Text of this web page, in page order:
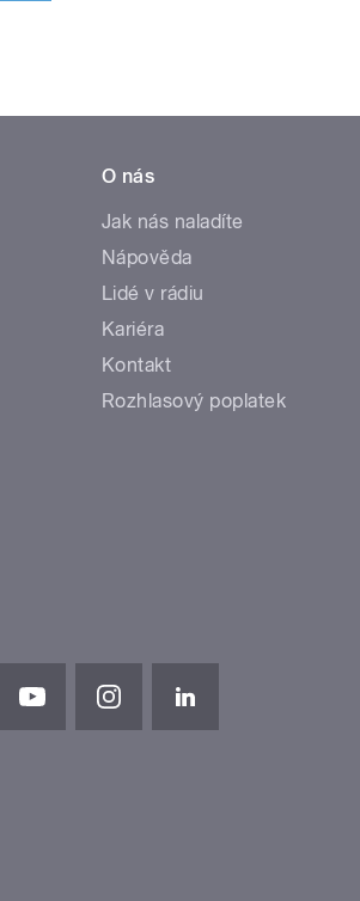
O nás
Jak nás naladíte
Nápověda
Lidé v rádiu
Kariéra
Kontakt
Rozhlasový poplatek